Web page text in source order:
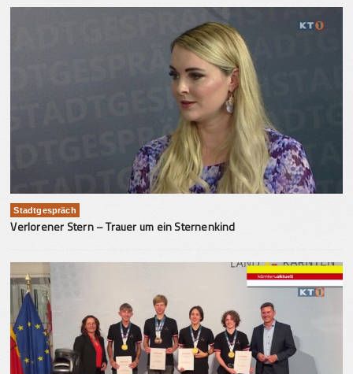
Stadtgespräch
Verlorener Stern – Trauer um ein Sternenkind